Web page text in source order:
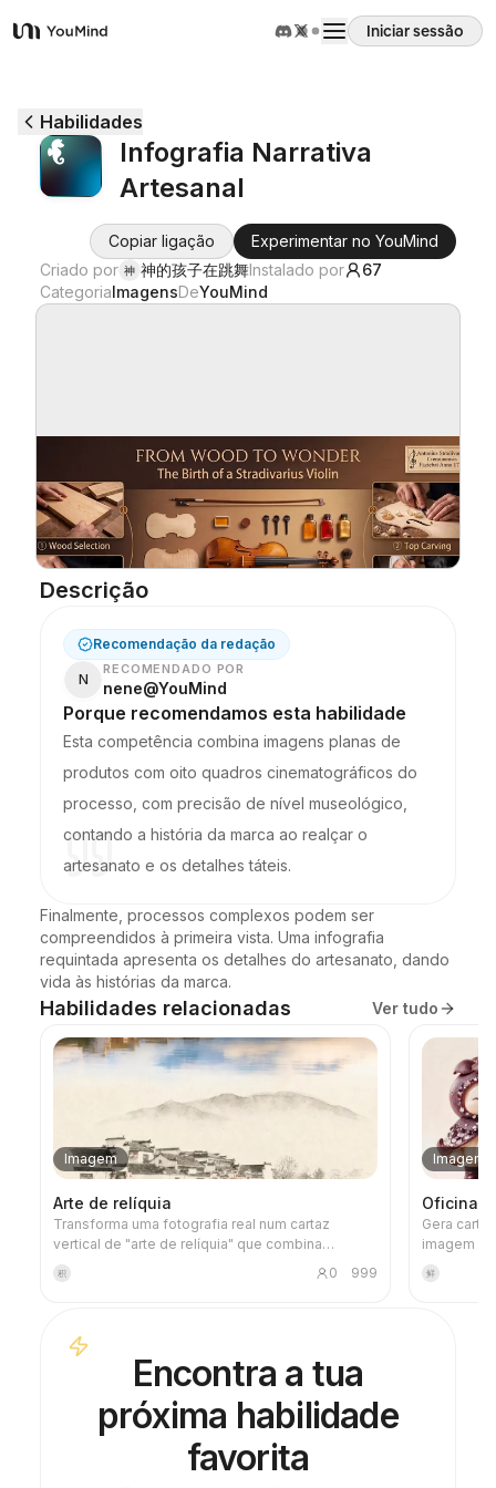
YouMind
Iniciar sessão
Casos de uso
Habilidades
Prompts
Blogue
Atualizações
Habilidades
Infografia Narrativa
Artesanal
Copiar ligação
Experimentar no YouMind
Criado por 神 神的孩子在跳舞Instalado por
67
CategoriaImagensDeYouMind
Descrição
Recomendação da redação
N
RECOMENDADO POR
nene@YouMind
Porque recomendamos esta habilidade
Esta competência combina imagens planas de
produtos com oito quadros cinematográficos do
processo, com precisão de nível museológico,
contando a história da marca ao realçar o
artesanato e os detalhes táteis.
Finalmente, processos complexos podem ser
compreendidos à primeira vista. Uma infografia
requintada apresenta os detalhes do artesanato, dando
vida às histórias da marca.
Habilidades relacionadas Ver tudo
Imagem
Arte de relíquia
Transforma uma fotografia real num cartaz
vertical de "arte de relíquia" que combina
sensação de registo e arte: na parte superior,
mantém a fotografia original inalterada; na parte
derivada da fotografia. Não é uma ilustração
comum ou um cartaz decorativo, mas sim, com
poucas manchas de tinta, bordas suavizadas,
cortes de espaço em branco e linhas esparsas,
extrai relações de arquitetura, cidade, superfície
de água, estrada, escala humana, horizonte e luz-
sombra, mantendo o sujeito reconhecível mesmo
积 0 999
Imagem
Oficina
Gera
imagem
鲜
Encontra a tua
próxima habilidade
favorita